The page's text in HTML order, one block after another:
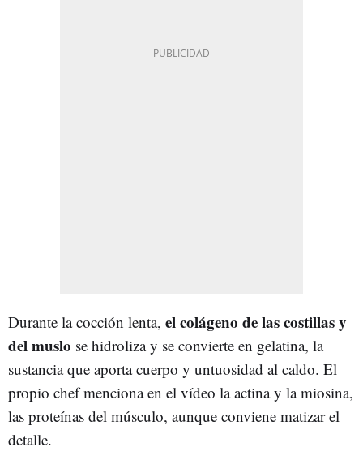
Durante la cocción lenta, el colágeno de las costillas y
del muslo se hidroliza y se convierte en gelatina, la
sustancia que aporta cuerpo y untuosidad al caldo. El
propio chef menciona en el vídeo la actina y la miosina,
las proteínas del músculo, aunque conviene matizar el
detalle.